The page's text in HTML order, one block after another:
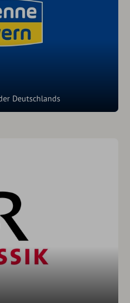
Deutschlands